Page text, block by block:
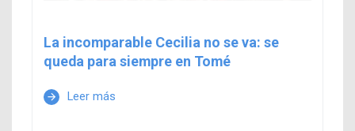
La incomparable Cecilia no se va: se
queda para siempre en Tomé
arrow_forward Leer más